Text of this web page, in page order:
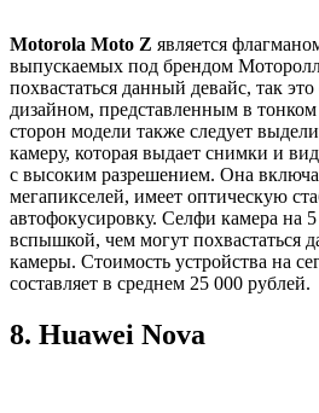
Motorola Moto Z является
выпускаемых под брендом
похвастаться данный девайс, так
дизайном, представленным в
сторон модели также следует
камеру, которая выдает снимки и
с высоким разрешением. Она
мегапикселей, имеет оптическую
автофокусировку. Селфи камера на
вспышкой, чем могут похвастаться
камеры. Стоимость устройства на
составляет в среднем 25 000 рублей.
8. Huawei Nova